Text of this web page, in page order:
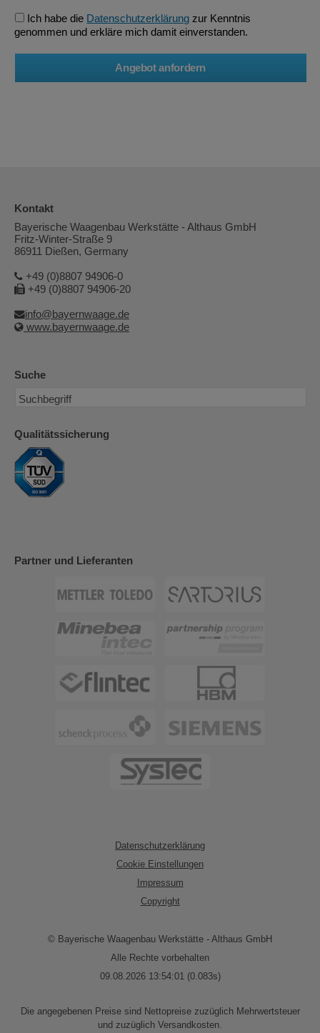
Ich habe die Datenschutzerklärung zur Kenntnis
genommen und erkläre mich damit einverstanden.
Kontakt
Bayerische Waagenbau Werkstätte - Althaus GmbH
Fritz-Winter-Straße 9
86911 Dießen, Germany
+49 (0)8807 94906-0
+49 (0)8807 94906-20
info@bayernwaage.de
www.bayernwaage.de
Suche
Qualitätssicherung
Partner und Lieferanten
Datenschutzerklärung
Cookie Einstellungen
Impressum
Copyright
© Bayerische Waagenbau Werkstätte - Althaus GmbH
Alle Rechte vorbehalten
09.08.2026 13:54:01 (0.083s)
Die angegebenen Preise sind Nettopreise zuzüglich Mehrwertsteuer
und zuzüglich Versandkosten.